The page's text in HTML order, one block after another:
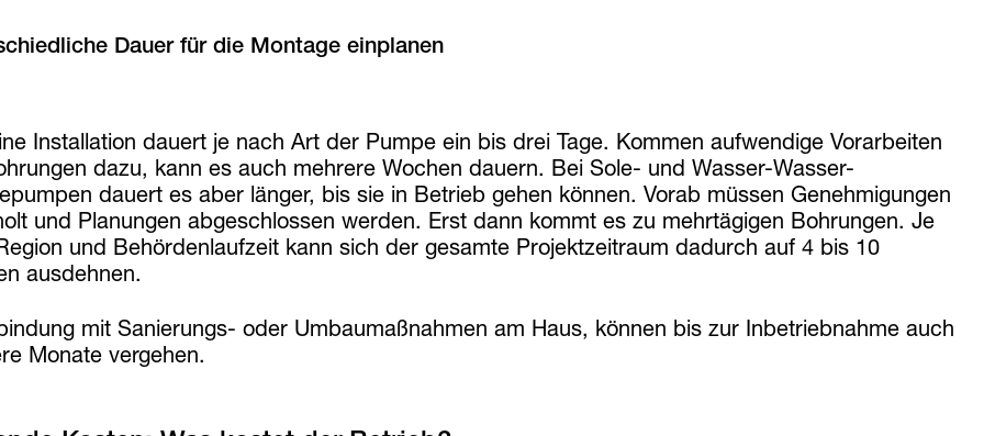
Dauer für die Montage einplanen
Installation dauert je nach Art der Pumpe ein bis drei Tage. Kommen aufwendige Vorarbeiten
dazu, kann es auch mehrere Wochen dauern. Bei Sole- und Wasser-Wasser-
dauert es aber länger, bis sie in Betrieb gehen können. Vorab müssen Genehmigungen
und Planungen abgeschlossen werden. Erst dann kommt es zu mehrtägigen Bohrungen. Je
und Behördenlaufzeit kann sich der gesamte Projektzeitraum dadurch auf 4 bis 10
ausdehnen.
mit Sanierungs- oder Umbaumaßnahmen am Haus, können bis zur Inbetriebnahme auch
Monate vergehen.